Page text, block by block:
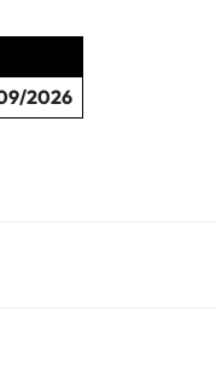
2026